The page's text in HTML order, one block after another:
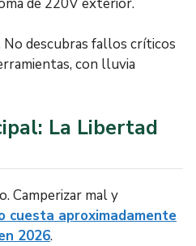
No descubras fallos críticos
con lluvia
La Libertad
Camperizar mal y
cuesta aproximadamente
2026.